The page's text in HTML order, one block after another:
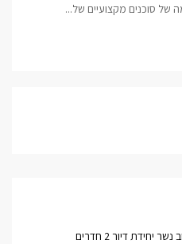
של סוכנים מקצועיים של...
יחידת דיור 2 חדרים